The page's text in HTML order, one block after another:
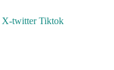
X-twitter Tiktok